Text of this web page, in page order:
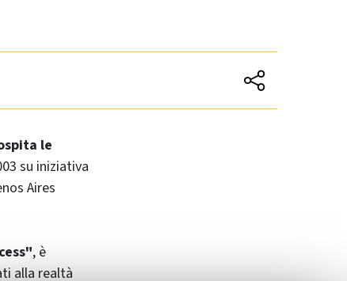
le
su iniziativa
Aires
, è
alla realtà